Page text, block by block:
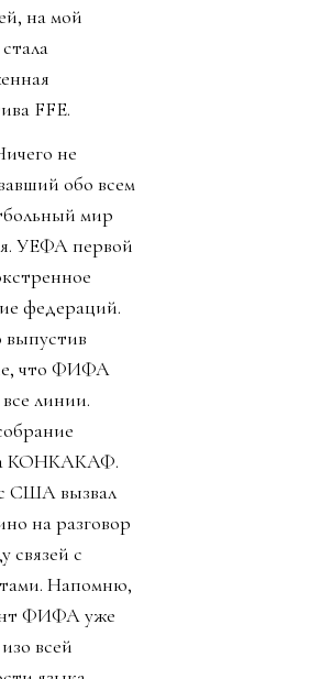
на мой
FFE.
не
обо всем
мир
УЕФА первой
федераций.
что ФИФА
линии.
КОНКАКАФ.
США вызвал
на разговор
связей с
Напомню,
ФИФА уже
всей